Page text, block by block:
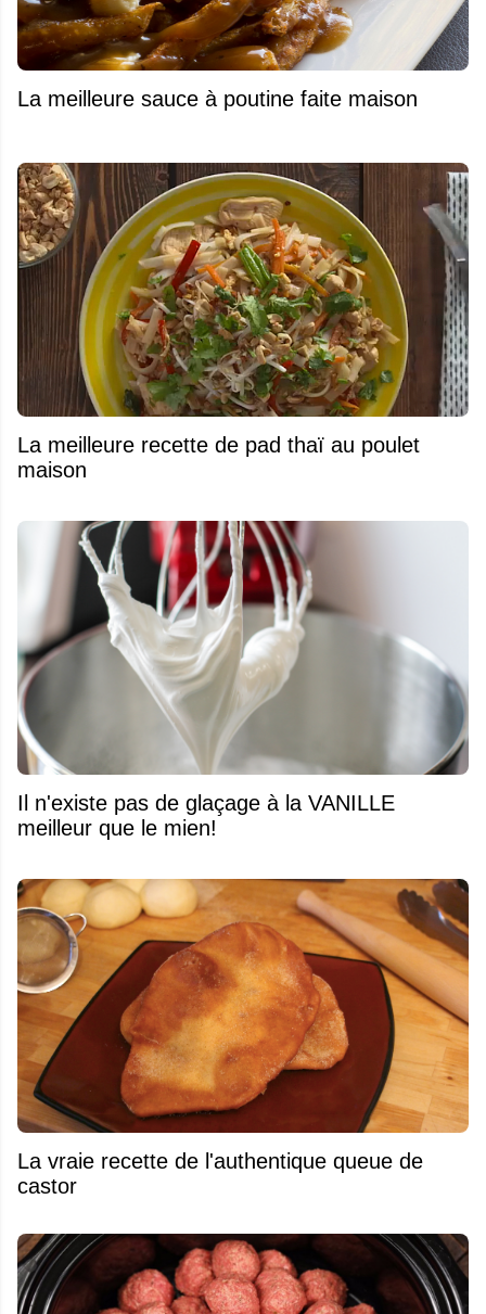
La meilleure sauce à poutine faite maison
La meilleure recette de pad thaï au poulet
maison
Il n'existe pas de glaçage à la VANILLE
meilleur que le mien!
La vraie recette de l'authentique queue de
castor